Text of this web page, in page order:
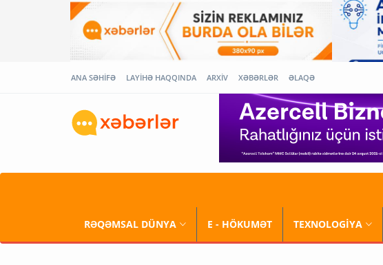
ANA SƏHİFƏ LAYİHƏ HAQQINDA ARXİV XƏBƏRLƏR ƏLAQƏ
RƏQƏMSAL DÜNYA E - HÖKUMƏT TEXNOLOGİYA